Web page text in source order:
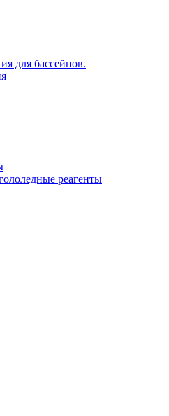
для бассейнов.
реагенты